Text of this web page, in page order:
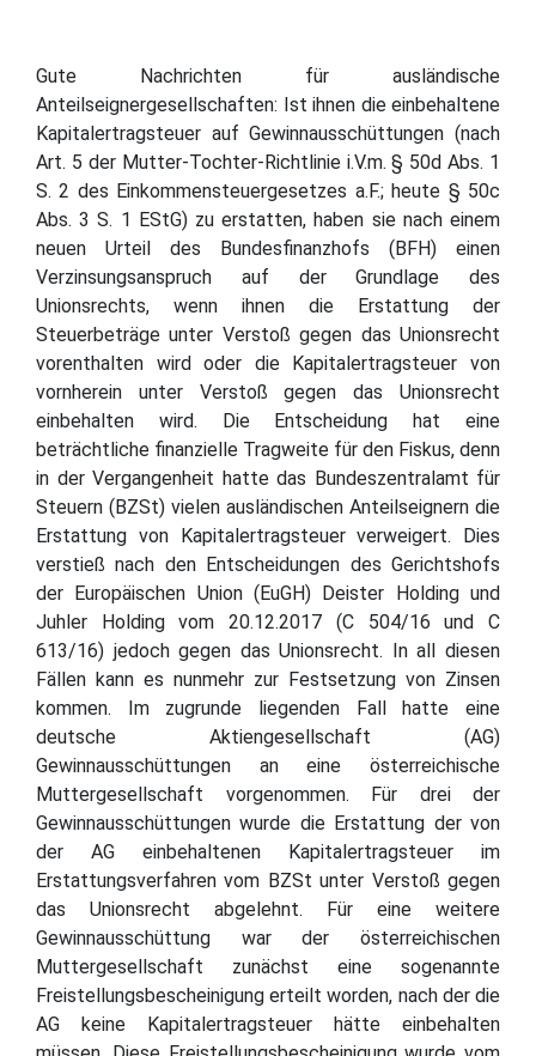
Gute Nachrichten für ausländische
Anteilseignergesellschaften: Ist ihnen die einbehaltene
Kapitalertragsteuer auf Gewinnausschüttungen (nach
Art. 5 der Mutter-Tochter-Richtlinie i.V.m. § 50d Abs. 1
S. 2 des Einkommensteuergesetzes a.F.; heute § 50c
Abs. 3 S. 1 EStG) zu erstatten, haben sie nach einem
neuen Urteil des Bundesfinanzhofs (BFH) einen
Verzinsungsanspruch auf der Grundlage des
Unionsrechts, wenn ihnen die Erstattung der
Steuerbeträge unter Verstoß gegen das Unionsrecht
vorenthalten wird oder die Kapitalertragsteuer von
vornherein unter Verstoß gegen das Unionsrecht
einbehalten wird. Die Entscheidung hat eine
beträchtliche finanzielle Tragweite für den Fiskus, denn
in der Vergangenheit hatte das Bundeszentralamt für
Steuern (BZSt) vielen ausländischen Anteilseignern die
Erstattung von Kapitalertragsteuer verweigert. Dies
verstieß nach den Entscheidungen des Gerichtshofs
der Europäischen Union (EuGH) Deister Holding und
Juhler Holding vom 20.12.2017 (C 504/16 und C
613/16) jedoch gegen das Unionsrecht. In all diesen
Fällen kann es nunmehr zur Festsetzung von Zinsen
kommen. Im zugrunde liegenden Fall hatte eine
deutsche Aktiengesellschaft (AG)
Gewinnausschüttungen an eine österreichische
Muttergesellschaft vorgenommen. Für drei der
Gewinnausschüttungen wurde die Erstattung der von
der AG einbehaltenen Kapitalertragsteuer im
Erstattungsverfahren vom BZSt unter Verstoß gegen
das Unionsrecht abgelehnt. Für eine weitere
Gewinnausschüttung war der österreichischen
Muttergesellschaft zunächst eine sogenannte
Freistellungsbescheinigung erteilt worden, nach der die
AG keine Kapitalertragsteuer hätte einbehalten